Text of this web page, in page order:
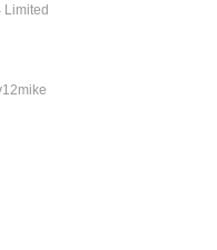
Limited